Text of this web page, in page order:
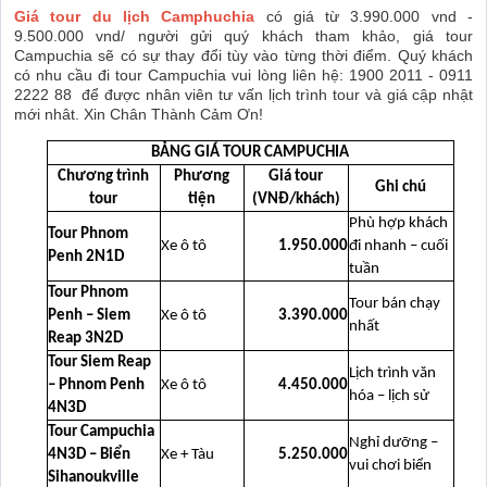
Giá tour du lịch Camphuchia có giá từ 3.990.000 vnd -
9.500.000 vnd/ người gửi quý khách tham khảo, giá tour
Campuchia sẽ có sự thay đổi tùy vào từng thời điểm. Quý khách
có nhu cầu đi tour Campuchia vui lòng liên hệ: 1900 2011 - 0911
2222 88 để được nhân viên tư vấn lịch trình tour và giá cập nhật
mới nhât. Xin Chân Thành Cảm Ơn!
BẢNG GIÁ TOUR CAMPUCHIA
Chương trình
tour
Phương
tiện
Giá tour
(VNĐ/khách)
Ghi chú
Tour Phnom
Penh 2N1D
Xe ô tô 1.950.000
Phù hợp khách
đi nhanh – cuối
tuần
Tour Phnom
Penh – Siem
Reap 3N2D
Xe ô tô 3.390.000
Tour bán chạy
nhất
Tour Siem Reap
– Phnom Penh
4N3D
Xe ô tô 4.450.000
Lịch trình văn
hóa – lịch sử
Tour Campuchia
4N3D – Biển
Sihanoukville
Xe + Tàu 5.250.000
Nghỉ dưỡng –
vui chơi biển